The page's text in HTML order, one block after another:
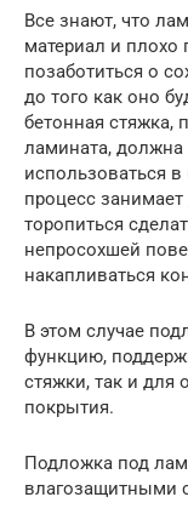
Все знают, что
материал и плохо
позаботиться о
до того как оно
бетонная стяжка,
ламината, должна
использоваться
процесс
торопиться
непросохшей
накапливаться
В этом случае
функцию,
стяжки, так и для
покрытия.
Подложка под
влагозащитными